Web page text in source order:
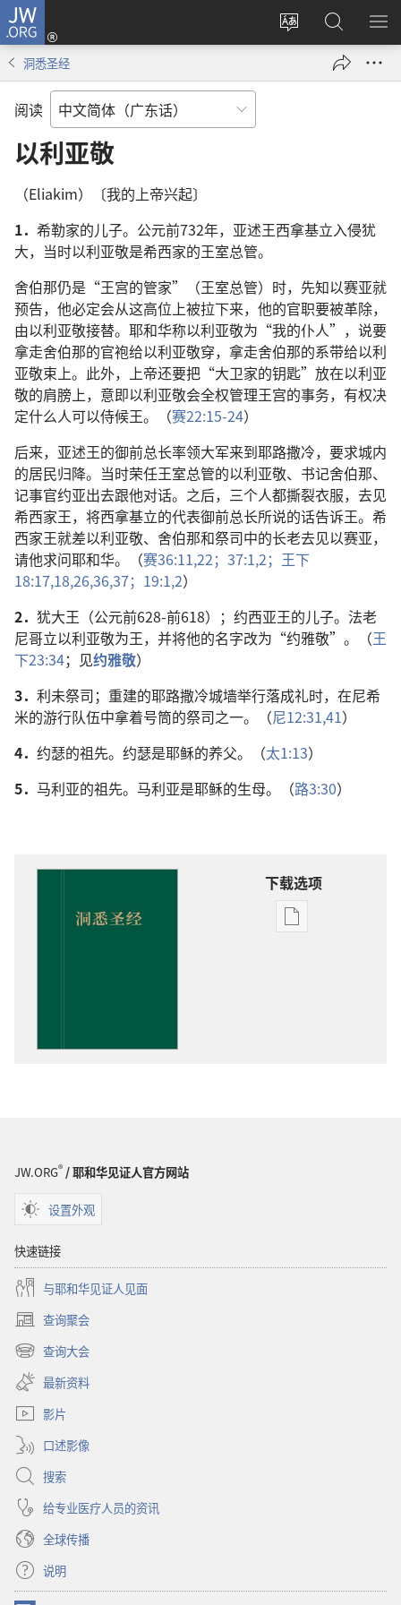
JW.ORG
更
登
录
（打
搜
索
JW.ORG
显
洞悉圣经
阅读
以利亚敬
（Eliakim）〔我的上帝兴起〕
1． 希勒家的儿子。公元前732年，亚述王西拿基立入侵犹
大，当时以利亚敬是希西家的王室总管。
舍伯那仍是“王宫的管家”（王室总管）时，先知以赛亚就
预告，他必定会从这高位上被拉下来，他的官职要被革除，
由以利亚敬接替。耶和华称以利亚敬为“我的仆人”，说要
拿走舍伯那的官袍给以利亚敬穿，拿走舍伯那的系带给以利
亚敬束上。此外，上帝还要把“大卫家的钥匙”放在以利亚
敬的肩膀上，意即以利亚敬会全权管理王宫的事务，有权决
定什么人可以侍候王。（赛22:15-24）
后来，亚述王的御前总长率领大军来到耶路撒冷，要求城内
的居民归降。当时荣任王室总管的以利亚敬、书记舍伯那、
记事官约亚出去跟他对话。之后，三个人都撕裂衣服，去见
希西家王，将西拿基立的代表御前总长所说的话告诉王。希
西家王就差以利亚敬、舍伯那和祭司中的长老去见以赛亚，
请他求问耶和华。（赛36:11,22； 37:1,2； 王下
18:17,18,26,36,37； 19:1,2）
2． 犹大王（公元前628-前618）；约西亚王的儿子。法老
尼哥立以利亚敬为王，并将他的名字改为“约雅敬”。（王
下23:34；见约雅敬）
3． 利未祭司；重建的耶路撒冷城墙举行落成礼时，在尼希
米的游行队伍中拿着号筒的祭司之一。（尼12:31,41）
4． 约瑟的祖先。约瑟是耶稣的养父。（太1:13）
5． 马利亚的祖先。马利亚是耶稣的生母。（路3:30）
下载选项
电
JW.ORG®/ 耶和华见证人官方网站
设置外观
快速链接
与耶和华见证人见面
查询聚会
（打
开
新
窗
口）
查询大会
（打
开
新
窗
最新资料
影片
口述影像
搜索
给专业医疗人员的资讯
全球传播
说明